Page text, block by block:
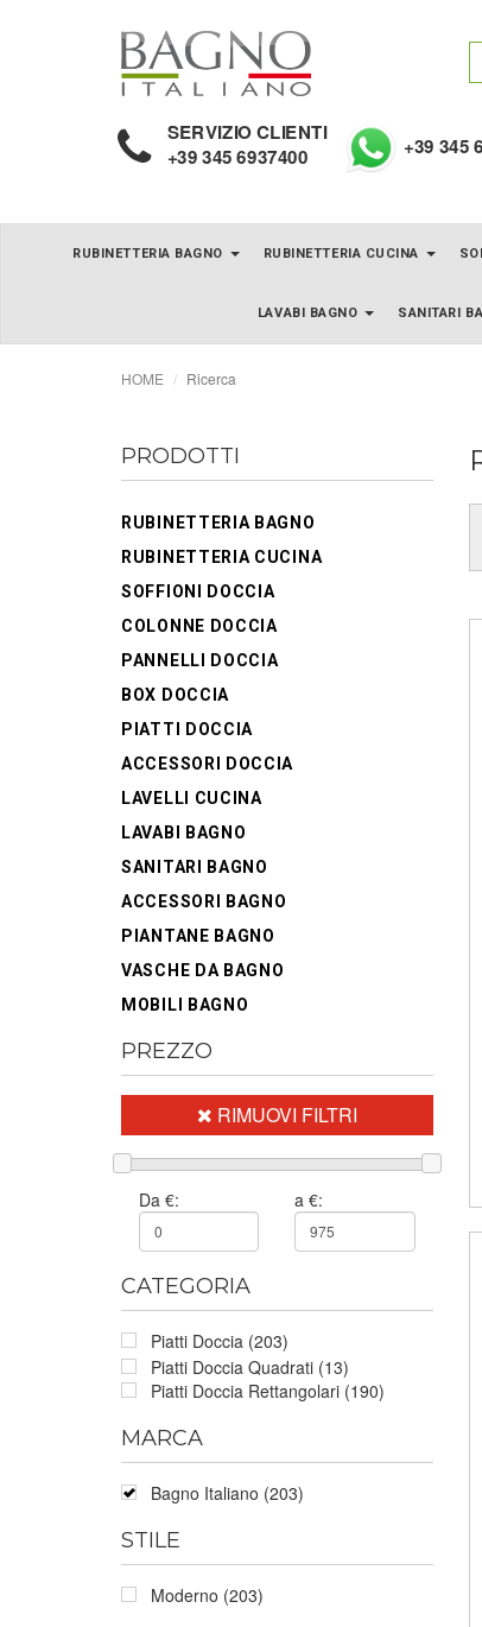
SERVIZIO CLIENTI
+39 345 6937400 +39 345
RUBINETTERIA BAGNO RUBINETTERIA CUCINA
LAVABI BAGNO SANITARI
HOME Ricerca
PRODOTTI
RUBINETTERIA BAGNO
RUBINETTERIA CUCINA
SOFFIONI DOCCIA
COLONNE DOCCIA
PANNELLI DOCCIA
BOX DOCCIA
PIATTI DOCCIA
ACCESSORI DOCCIA
LAVELLI CUCINA
LAVABI BAGNO
SANITARI BAGNO
ACCESSORI BAGNO
PIANTANE BAGNO
VASCHE DA BAGNO
MOBILI BAGNO
PREZZO
RIMUOVI FILTRI
Da €: a €:
CATEGORIA
Piatti Doccia (203)
Piatti Doccia Quadrati (13)
Piatti Doccia Rettangolari (190)
MARCA
Bagno Italiano (203)
STILE
Moderno (203)